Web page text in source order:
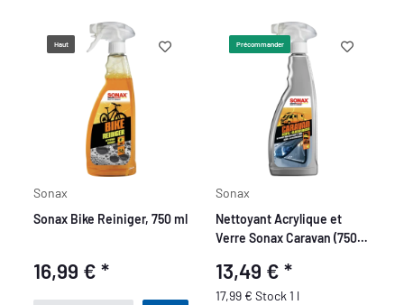
Haut
Sonax
Sonax Bike Reiniger, 750 ml
16,99 €*
Précommander
Sonax
Nettoyant Acrylique et
Verre Sonax Caravan (750
13,49 € *
17,99 € Stock 1 l